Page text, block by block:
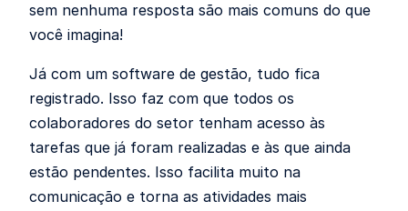
sem nenhuma resposta são mais comuns do que
você imagina!
Já com um software de gestão, tudo fica
registrado. Isso faz com que todos os
colaboradores do setor tenham acesso às
tarefas que já foram realizadas e às que ainda
estão pendentes. Isso facilita muito na
comunicação e torna as atividades mais